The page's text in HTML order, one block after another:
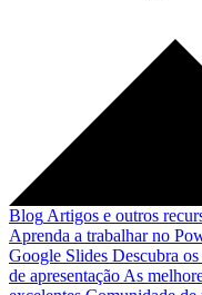
Blog Artigos e outros
Aprenda a trabalhar no
Google Slides Descubra
de apresentação As